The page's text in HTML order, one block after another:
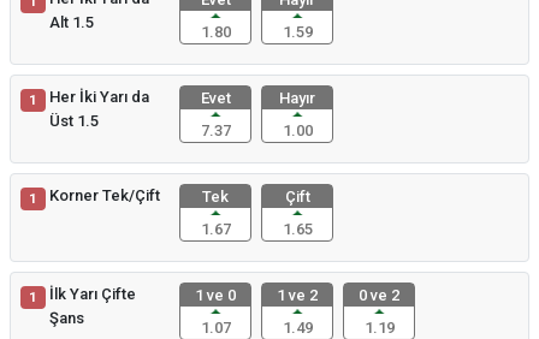
Alt 1.5
1.80
1.59
1
Her İki Yarı da
Üst 1.5
Evet
7.37
Hayır
1.00
1 Korner Tek/Çift
Tek
1.67
Çift
1.65
1
İlk Yarı Çifte
Şans
1 ve 0
1.07
1 ve 2
1.49
0 ve 2
1.19